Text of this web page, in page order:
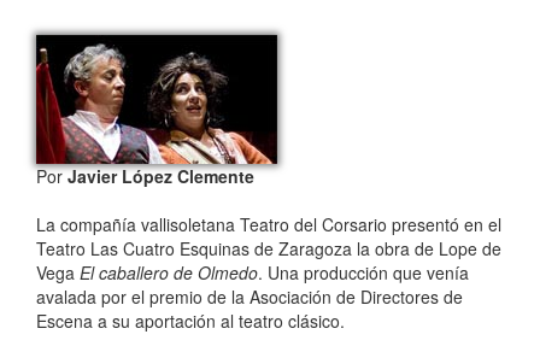
PorJavier López Clemente
La compañía vallisoletana Teatro del Corsario presentó en el
Teatro Las Cuatro Esquinas de Zaragoza la obra de Lope de
Vega El caballero de Olmedo. Una producción que venía
avalada por el premio de la Asociación de Directores de
Escena a su aportación al teatro clásico.